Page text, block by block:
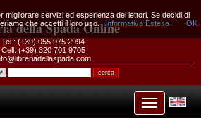
della Spada Online
Tel.: (+39) 055 975 2994
Cell. (+39) 320 701 9705
migliorare servizi ed esperienza dei lettori. Se decidi di
che accetti il loro uso.
Informativa Estesa OK